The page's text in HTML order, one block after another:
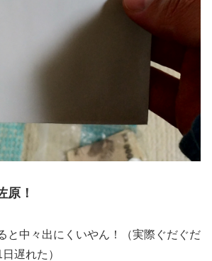
原！
と中々出にくいやん！（実際ぐだぐだ
遅れた）